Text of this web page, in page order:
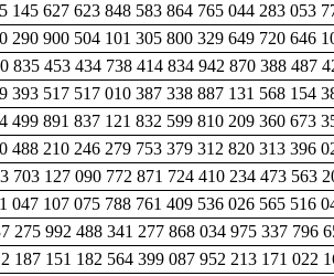
145 627 623 848 583 864 765 044 283 053
290 900 504 101 305 800 329 649 720 646
835 453 434 738 414 834 942 870 388 487
393 517 517 010 387 338 887 131 568 154
499 891 837 121 832 599 810 209 360 673
488 210 246 279 753 379 312 820 313 396
703 127 090 772 871 724 410 234 473
047 107 075 788 761 409 536 026 565 516
275 992 488 341 277 868 034 975 337
187 151 182 564 399 087 952 213 171